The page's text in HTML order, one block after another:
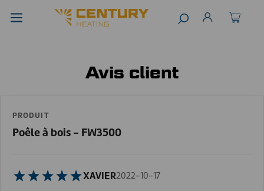
Avis client
PRODUIT
Poêle à bois - FW3500
XAVIER2022-10-17